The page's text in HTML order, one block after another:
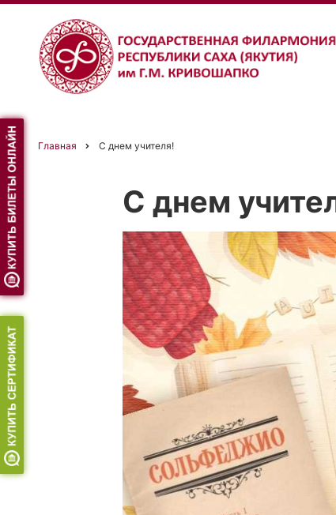
основному
содержанию
навигации
Главная C днем учителя!
C днем